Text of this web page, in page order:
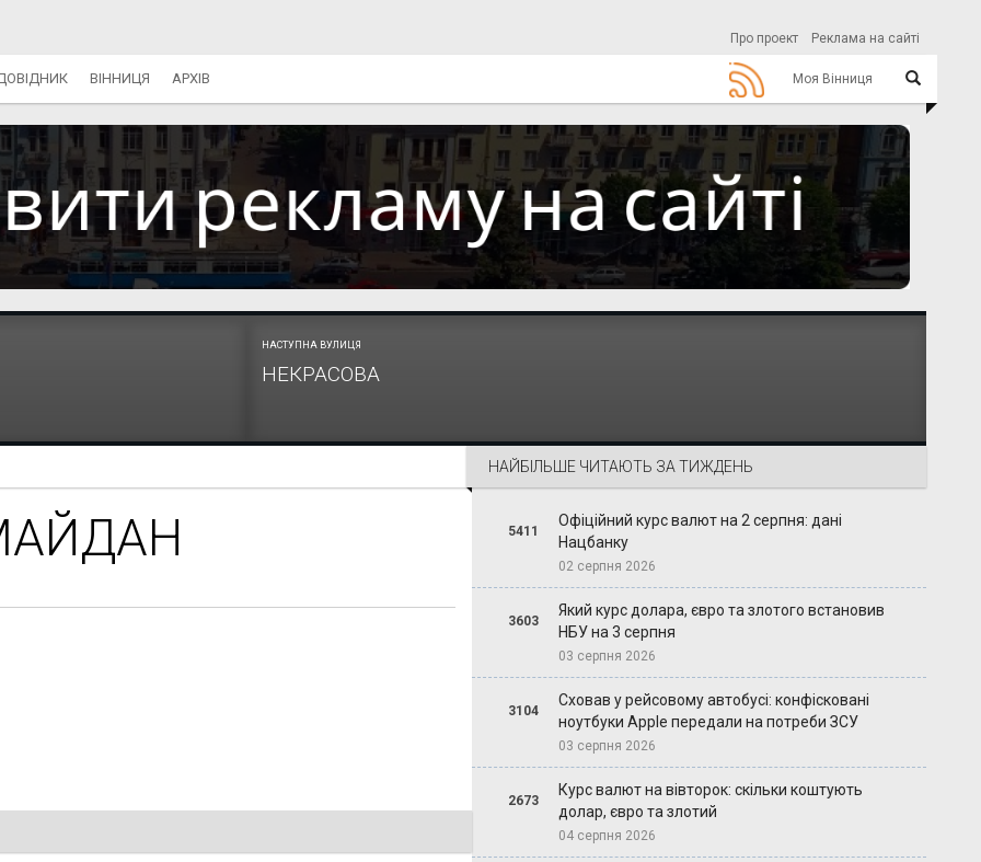
Про проект Реклама на сайті
Моя Вінниця
ВІННИЦЯ АРХІВ
НАСТУПНА ВУЛИЦЯ
НЕКРАСОВА
НАЙБІЛЬШЕ ЧИТАЮТЬ ЗА ТИЖДЕНЬ
5411
Офіційний курс валют на 2 серпня: дані
Нацбанку
02 серпня 2026
3603
Який курс долара, євро та злотого встановив
НБУ на 3 серпня
03 серпня 2026
3104
Сховав у рейсовому автобусі: конфісковані
ноутбуки Apple передали на потреби ЗСУ
03 серпня 2026
2673
Курс валют на вівторок: скільки коштують
долар, євро та злотий
04 серпня 2026